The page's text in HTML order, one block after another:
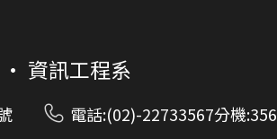
資訊工程系
電話:(02)-22733567分機:356